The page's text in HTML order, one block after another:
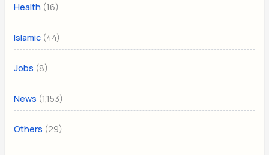
Health (16)
Islamic (44)
Jobs (8)
News (1,153)
Others (29)